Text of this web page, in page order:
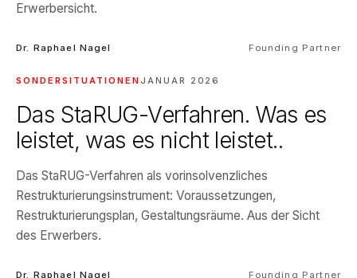
Erwerbersicht.
Dr. Raphael Nagel Founding Partner
SONDERSITUATIONEN JANUAR 2026
Das StaRUG-Verfahren. Was es
leistet, was es nicht leistet..
Das StaRUG-Verfahren als vorinsolvenzliches
Restrukturierungsinstrument: Voraussetzungen,
Restrukturierungsplan, Gestaltungsräume. Aus der Sicht
des Erwerbers.
Dr. Raphael Nagel Founding Partner